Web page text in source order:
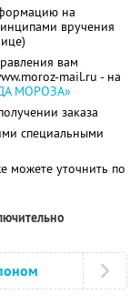
на
вручения
вам
mail.ru - на
МОРОЗА»
заказа
специальными
можете уточнить по